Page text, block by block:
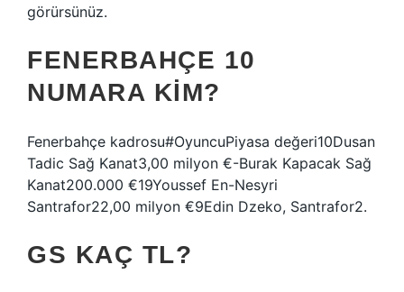
görürsünüz.
FENERBAHÇE 10
NUMARA KIM?
Fenerbahçe kadrosu#OyuncuPiyasa değeri10Dusan
Tadic Sağ Kanat3,00 milyon €-Burak Kapacak Sağ
Kanat200.000 €19Youssef En-Nesyri
Santrafor22,00 milyon €9Edin Dzeko, Santrafor2.
GS KAÇ TL?